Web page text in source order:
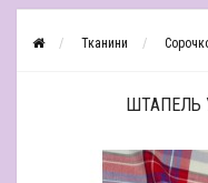
Тканини
ШТАПЕЛЬ